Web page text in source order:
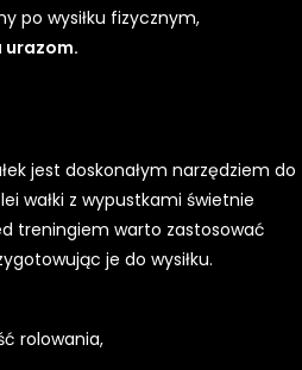
po wysiłku fizycznym,
urazom.
jest doskonałym narzędziem do
wałki z wypustkami świetnie
treningiem warto zastosować
je do wysiłku.
rolowania,